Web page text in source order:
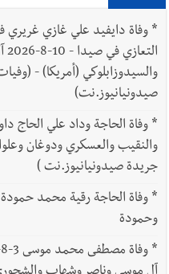
*
والسيدوزابلوكي (أمريكا) -
صيدونيانيوز.نت)
*
والنقيب والعسكري ودوغان
جريدة صيدونيانيوز.نت )
*
وحمودة
*